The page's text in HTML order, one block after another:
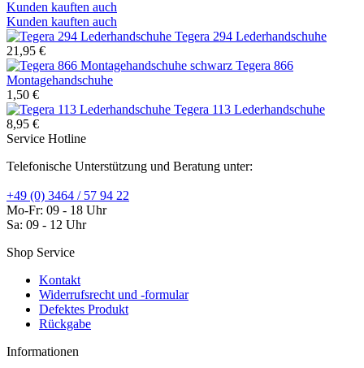
Kunden kauften auch
Kunden kauften auch
Tegera 294 Lederhandschuhe
21,95 €
Tegera 866
Montagehandschuhe
1,50 €
Tegera 113 Lederhandschuhe
8,95 €
Service Hotline
Telefonische Unterstützung und Beratung unter:
+49 (0) 3464 / 57 94 22
Mo-Fr: 09 - 18 Uhr
Sa: 09 - 12 Uhr
Shop Service
Kontakt
Widerrufsrecht und -formular
Defektes Produkt
Rückgabe
Informationen